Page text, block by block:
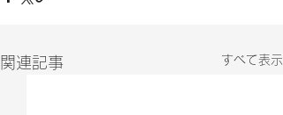
関連記事 すべて表示